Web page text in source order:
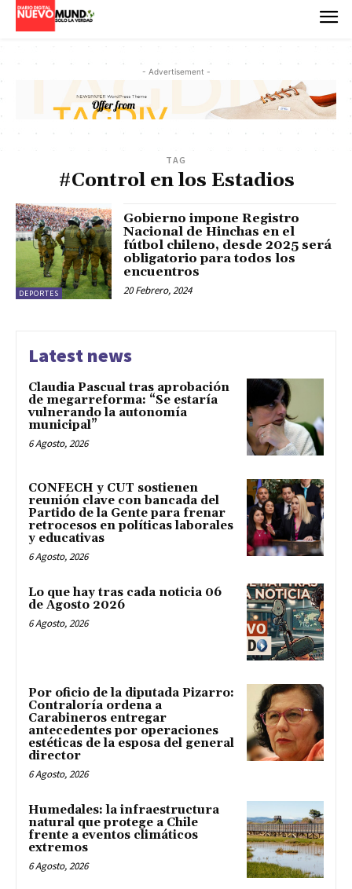
- Advertisement -
TAG
#Control en los Estadios
DEPORTES
Gobierno impone Registro
Nacional de Hinchas en el
fútbol chileno, desde 2025 será
obligatorio para todos los
encuentros
20 Febrero, 2024
Latest news
Claudia Pascual tras aprobación
de megarreforma: “Se estaría
vulnerando la autonomía
municipal”
6 Agosto, 2026
CONFECH y CUT sostienen
reunión clave con bancada del
Partido de la Gente para frenar
retrocesos en políticas laborales
y educativas
6 Agosto, 2026
Lo que hay tras cada noticia 06
de Agosto 2026
6 Agosto, 2026
Por oficio de la diputada Pizarro:
Contraloría ordena a
Carabineros entregar
antecedentes por operaciones
estéticas de la esposa del general
director
6 Agosto, 2026
Humedales: la infraestructura
natural que protege a Chile
frente a eventos climáticos
extremos
6 Agosto, 2026